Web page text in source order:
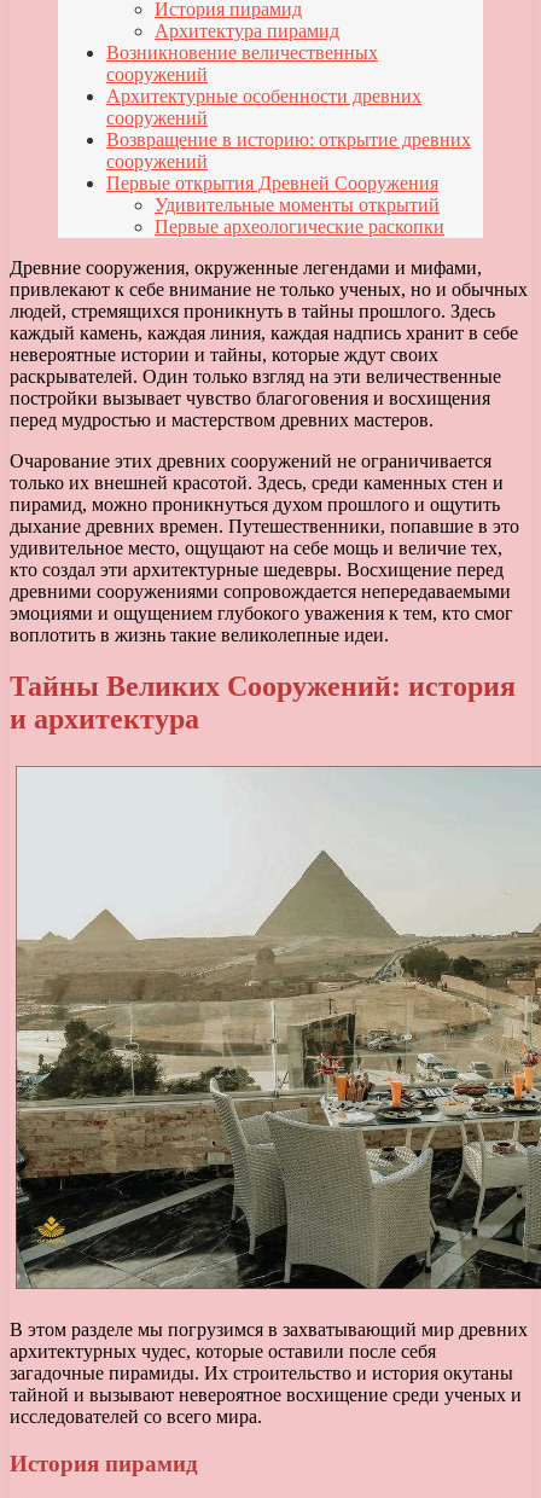
История пирамид
Архитектура пирамид
Возникновение величественных
сооружений
Архитектурные особенности древних
сооружений
Возвращение в историю: открытие древних
сооружений
Первые открытия Древней Сооружения
Удивительные моменты открытий
Первые археологические раскопки
Древние сооружения, окруженные легендами и мифами,
привлекают к себе внимание не только ученых, но и обычных
людей, стремящихся проникнуть в тайны прошлого. Здесь
каждый камень, каждая линия, каждая надпись хранит в себе
невероятные истории и тайны, которые ждут своих
раскрывателей. Один только взгляд на эти величественные
постройки вызывает чувство благоговения и восхищения
перед мудростью и мастерством древних мастеров.
Очарование этих древних сооружений не ограничивается
только их внешней красотой. Здесь, среди каменных стен и
пирамид, можно проникнуться духом прошлого и ощутить
дыхание древних времен. Путешественники, попавшие в это
удивительное место, ощущают на себе мощь и величие тех,
кто создал эти архитектурные шедевры. Восхищение перед
древними сооружениями сопровождается непередаваемыми
эмоциями и ощущением глубокого уважения к тем, кто смог
воплотить в жизнь такие великолепные идеи.
Тайны Великих Сооружений: история
и архитектура
В этом разделе мы погрузимся в захватывающий мир древних
архитектурных чудес, которые оставили после себя
загадочные пирамиды. Их строительство и история окутаны
тайной и вызывают невероятное восхищение среди ученых и
исследователей со всего мира.
История пирамид